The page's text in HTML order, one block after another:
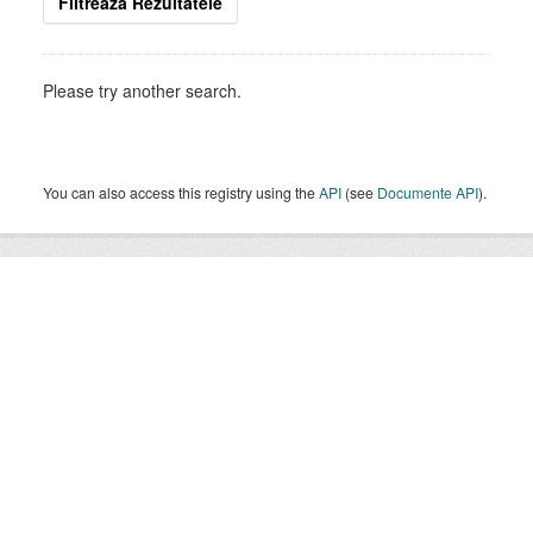
Please try another search.
You can also access this registry using theAPI (see Documente API).